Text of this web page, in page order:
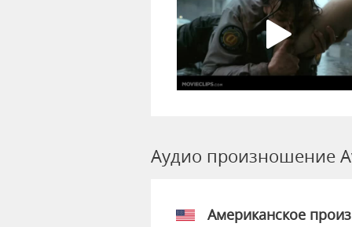
Аудио произношение
Американское